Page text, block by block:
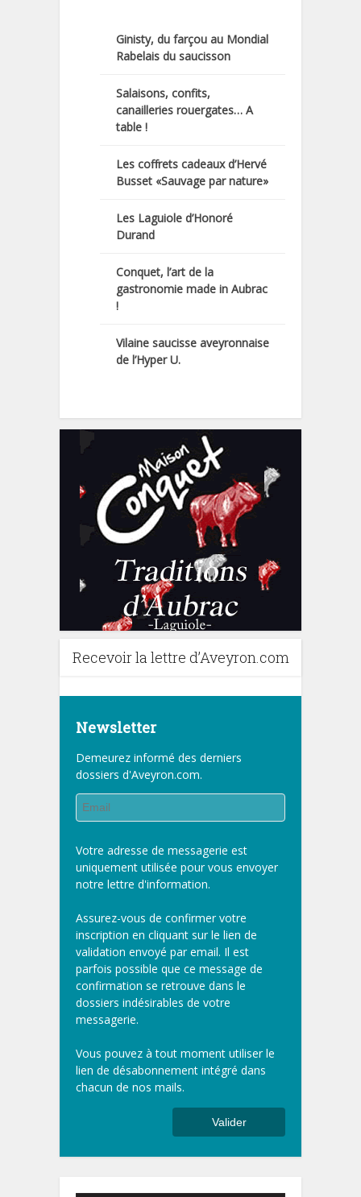
Ginisty, du farçou au Mondial
Rabelais du saucisson
Salaisons, confits,
canailleries rouergates… A
table !
Les coffrets cadeaux d’Hervé
Busset «Sauvage par nature»
Les Laguiole d’Honoré
Durand
Conquet, l’art de la
gastronomie made in Aubrac
!
Vilaine saucisse aveyronnaise
de l’Hyper U.
Recevoir la lettre d’Aveyron.com
Newsletter
Demeurez informé des derniers
dossiers d'Aveyron.com.
Votre adresse de messagerie est
uniquement utilisée pour vous envoyer
notre lettre d'information.
Assurez-vous de confirmer votre
inscription en cliquant sur le lien de
validation envoyé par email. Il est
parfois possible que ce message de
confirmation se retrouve dans le
dossiers indésirables de votre
messagerie.
Vous pouvez à tout moment utiliser le
lien de désabonnement intégré dans
chacun de nos mails.